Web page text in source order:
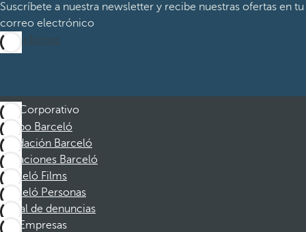
Suscríbete a nuestra newsletter y recibe nuestras ofertas en tu
correo electrónico
Suscribirme
Corporativo
Grupo Barceló
Fundación Barceló
Vacaciones Barceló
Barceló Films
Barceló Personas
Canal de denuncias
Empresas